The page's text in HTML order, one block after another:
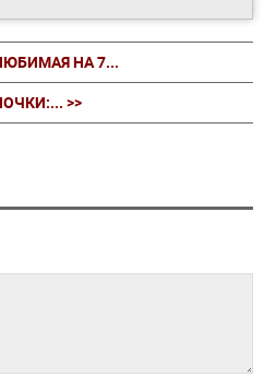
НА 7...
>>